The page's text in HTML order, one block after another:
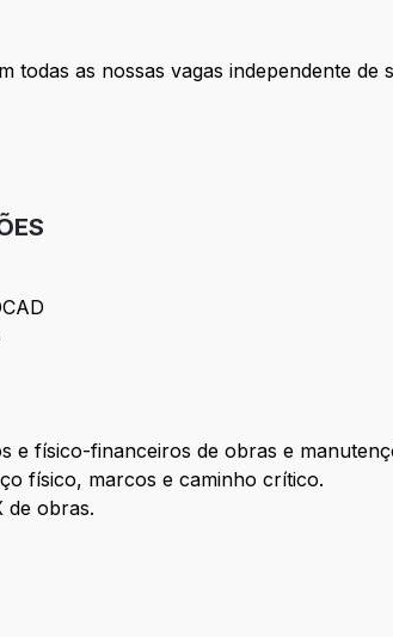
todas as nossas vagas independente
e físico-financeiros de obras e
físico, marcos e caminho crítico.
de obras.